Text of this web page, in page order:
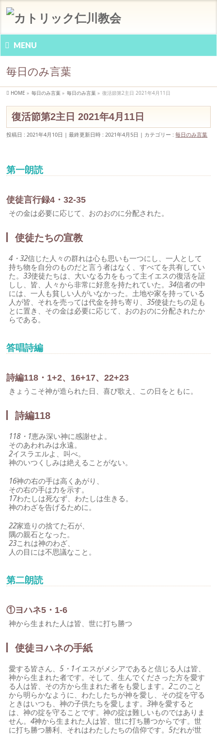
MENU
毎日のみ言葉
HOME » 毎日のみ言葉 » 毎日のみ言葉 » 復活節第2主日 2021年4月11日
復活節第2主日 2021年4月11日
投稿日 : 2021年4月10日 最終更新日時 : 2021年4月5日 カテゴリー :毎日のみ言葉
第一朗読
使徒言行録4・32-35
その金は必要に応じて、おのおのに分配された。
使徒たちの宣教
4・32信じた人々の群れは心も思いも一つにし、一人として
持ち物を自分のものだと言う者はなく、すべてを共有してい
た。33使徒たちは、大いなる力をもって主イエスの復活を証
しし、皆、人々から非常に好意を持たれていた。34信者の中
には、一人も貧しい人がいなかった。土地や家を持っている
人が皆、それを売っては代金を持ち寄り、35使徒たちの足も
とに置き、その金は必要に応じて、おのおのに分配されたか
らである。
答唱詩編
詩編118・1+2、16+17、22+23
きょうこそ神が造られた日、喜び歌え、この日をともに。
詩編118
118・1恵み深い神に感謝せよ。
そのあわれみは永遠。
2イスラエルよ、叫べ。
神のいつくしみは絶えることがない。
16神の右の手は高くあがり、
その右の手は力を示す。
17わたしは死なず、わたしは生きる。
神のわざを告げるために。
22家造りの捨てた石が、
隅の親石となった。
23これは神のわざ、
人の目には不思議なこと。
第二朗読
①ヨハネ5・1-6
神から生まれた人は皆、世に打ち勝つ
使徒ヨハネの手紙
愛する皆さん、5・1イエスがメシアであると信じる人は皆、
神から生まれた者です。そして、生んでくださった方を愛す
る人は皆、その方から生まれた者をも愛します。2このこと
から明らかなように、わたしたちが神を愛し、その掟を守る
ときはいつも、神の子供たちを愛します。3神を愛すると
は、神の掟を守ることです。神の掟は難しいものではありま
せん。4神から生まれた人は皆、世に打ち勝つからです。世
に打ち勝つ勝利、それはわたしたちの信仰です。5だれが世